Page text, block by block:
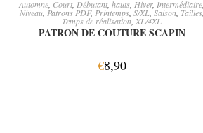
Automne Court Débutant hauts Hiver, Intermédiaire
Niveau, Patrons PDF, Printemps, S/XL,Saison, Tailles,
Temps de réalisation XL/4XL
PATRON DE COUTURE SCAPIN
€8,90